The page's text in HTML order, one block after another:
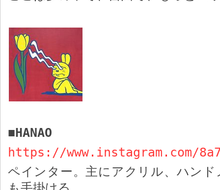
■HANAO
https://www.instagram.com/
ペインター。主にアクリル、ハン